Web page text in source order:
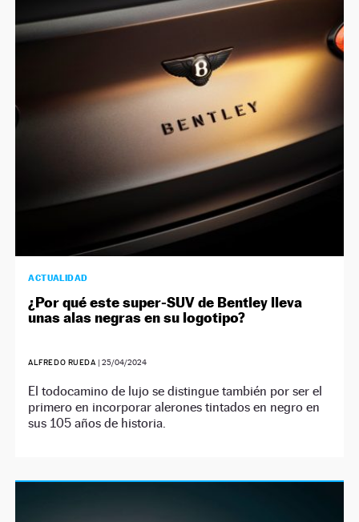
ACTUALIDAD
¿Por qué este super-SUV de Bentley lleva
unas alas negras en su logotipo?
ALFREDO RUEDA |25/04/2024
El todocamino de lujo se distingue también por ser el
primero en incorporar alerones tintados en negro en
sus 105 años de historia.